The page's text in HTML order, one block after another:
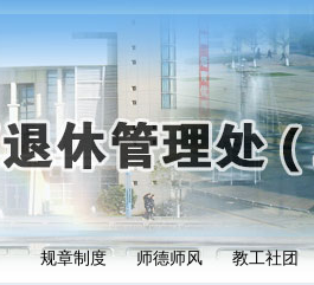
规章制度 师德师风 教工社团